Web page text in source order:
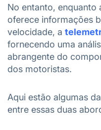
No entanto, enquanto
oferece informações
velocidade, a
fornecendo uma
abrangente do
dos motoristas.
Aqui estão algumas
entre essas duas